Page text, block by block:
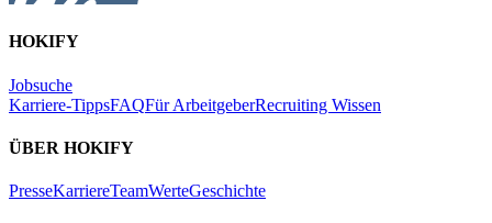
HOKIFY
Jobsuche
Karriere-TippsFAQFür ArbeitgeberRecruiting Wissen
ÜBER HOKIFY
PresseKarriereTeamWerteGeschichte